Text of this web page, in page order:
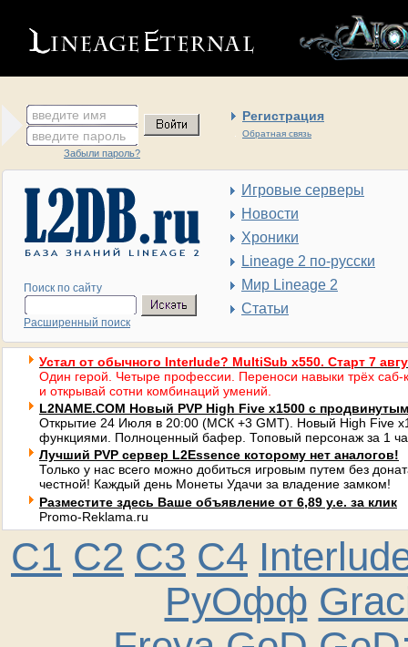
введите имя Регистрация
Обратная связь
введите пароль
Забыли пароль?
Поиск по сайту
Расширенный поиск
Игровые серверы
Новости
Хроники
Lineage 2 по-русски
Мир Lineage 2
Статьи
Устал от обычного Interlude? MultiSub x550. Старт 7
Один герой. Четыре профессии. Переноси навыки трёх саб-
и открывай сотни комбинаций умений.
L2NAME.COM Новый PVP High Five x1500 с
Открытие 24 Июля в 20:00 (МСК +3 GMT). Новый High Five
функциями. Полноценный бафер. Топовый персонаж за 1
Лучший PVP сервер L2Essence которому нет аналогов!
Только у нас всего можно добиться игровым путем без
честной! Каждый день Монеты Удачи за владение замком!
Разместите здесь Ваше объявление от 6,89 у.е. за клик
Promo-Reklama.ru
C1 C2 C3 C4
РуОфф